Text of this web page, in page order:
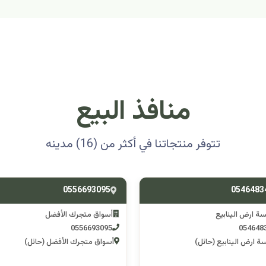
منافذ البيع
تتوفر منتجاتنا في أكثر من (16) مدينه
متجرك الأفضل
متجرك الأفضل (حائل)
0501314012
اسوق مكشات جو
0501314012
اسوق مكشات جو (الرصف)